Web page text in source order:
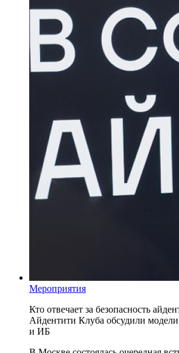
Мероприятия
Кто отвечает за безопасность
Айдентити Клуба обсудили
и ИБ